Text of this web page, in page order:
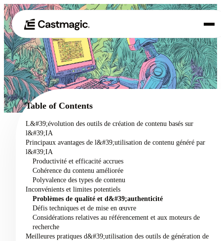
01 Produit
02 Cas d'utilisation
Tarification
À propos de nous
Table of Contents
L&#39;évolution des outils de création de contenu basés sur
l&#39;IA
Principaux avantages de l&#39;utilisation de contenu généré par
l&#39;IA
Productivité et efficacité accrues
Cohérence du contenu améliorée
Polyvalence des types de contenu
Inconvénients et limites potentiels
Problèmes de qualité et d&#39;authenticité
Défis techniques et de mise en œuvre
Considérations relatives au référencement et aux moteurs de
recherche
Meilleures pratiques d&#39;utilisation des outils de génération de